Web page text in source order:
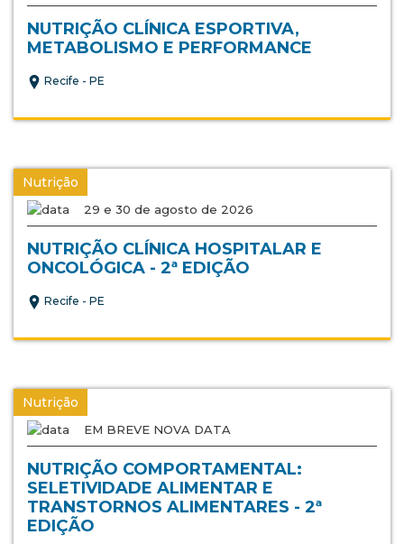
NUTRIÇÃO CLÍNICA ESPORTIVA,
METABOLISMO E PERFORMANCE
Recife - PE
Nutrição
29 e 30 de agosto de 2026
NUTRIÇÃO CLÍNICA HOSPITALAR E
ONCOLÓGICA - 2ª EDIÇÃO
Recife - PE
Nutrição
EM BREVE NOVA DATA
NUTRIÇÃO COMPORTAMENTAL:
SELETIVIDADE ALIMENTAR E
TRANSTORNOS ALIMENTARES - 2ª
EDIÇÃO